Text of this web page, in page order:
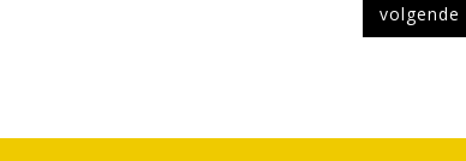
volgende